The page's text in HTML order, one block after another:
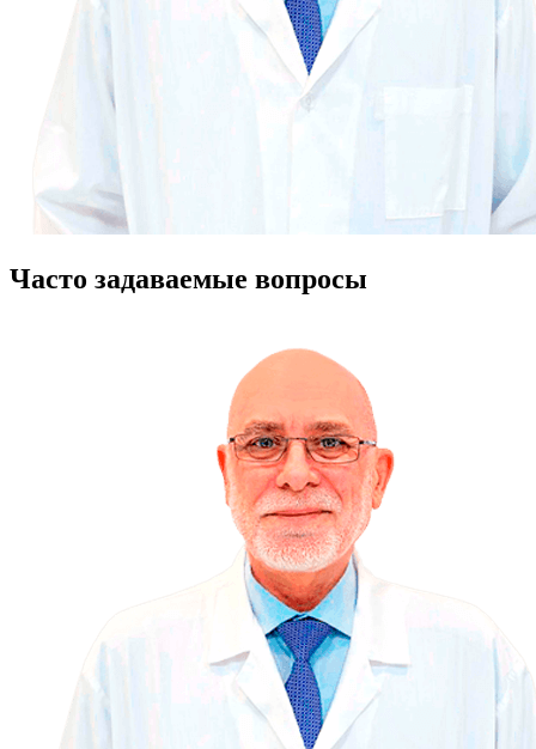
Часто задаваемые вопросы